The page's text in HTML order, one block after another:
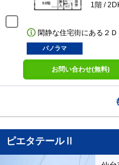
1階 /
閑静な住宅街にある２
パノラマ
お問い合わせ(無料)
ピエタテールⅡ